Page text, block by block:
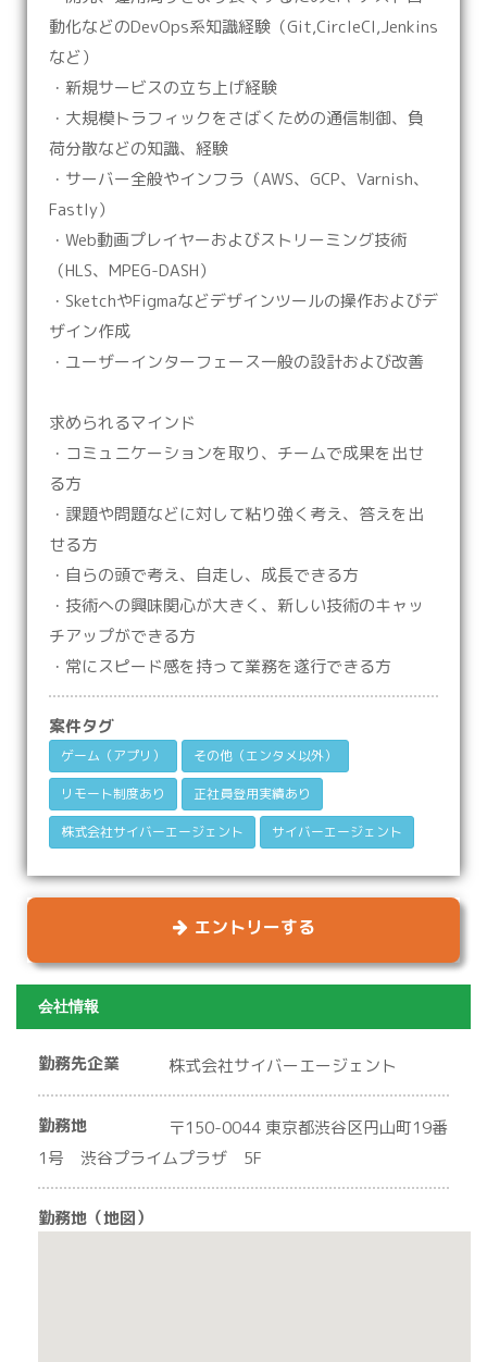
動化などのDevOps系知識経験（Git,CircleCI,Jenkins
など）
・新規サービスの立ち上げ経験
・大規模トラフィックをさばくための通信制御、負
荷分散などの知識、経験
・サーバー全般やインフラ（AWS、GCP、Varnish、
Fastly）
・Web動画プレイヤーおよびストリーミング技術
（HLS、MPEG-DASH）
・SketchやFigmaなどデザインツールの操作およびデ
ザイン作成
・ユーザーインターフェース一般の設計および改善
求められるマインド
・コミュニケーションを取り、チームで成果を出せ
る方
・課題や問題などに対して粘り強く考え、答えを出
せる方
・自らの頭で考え、自走し、成長できる方
・技術への興味関心が大きく、新しい技術のキャッ
チアップができる方
・常にスピード感を持って業務を遂行できる方
案件タグ
ゲーム（アプリ） その他（エンタメ以外）
リモート制度あり 正社員登用実績あり
株式会社サイバーエージェント サイバーエージェント
エントリーする
会社情報
勤務先企業 株式会社サイバーエージェント
勤務地
〒150-0044 東京都渋谷区円山町19番
1号 渋谷プライムプラザ 5F
勤務地（地図）